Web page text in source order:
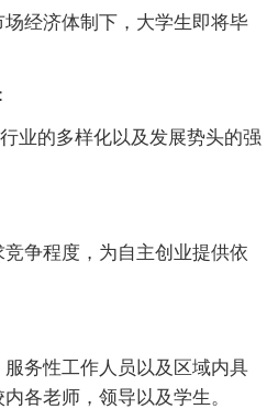
经济体制下，大学生即将毕
业的多样化以及发展势头的强
争程度，为自主创业提供依
务性工作人员以及区域内具
各老师，领导以及学生。